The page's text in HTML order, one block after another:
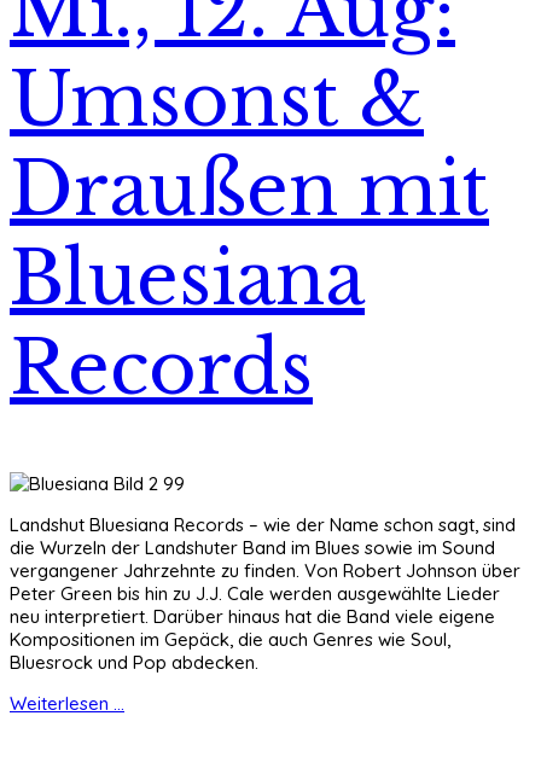
Umsonst &
Draußen mit
Bluesiana
Records
Landshut Bluesiana Records – wie der Name schon sagt, sind
die Wurzeln der Landshuter Band im Blues sowie im Sound
vergangener Jahrzehnte zu finden. Von Robert Johnson über
Peter Green bis hin zu J.J. Cale werden ausgewählte Lieder
neu interpretiert. Darüber hinaus hat die Band viele eigene
Kompositionen im Gepäck, die auch Genres wie Soul,
Bluesrock und Pop abdecken.
Weiterlesen ...